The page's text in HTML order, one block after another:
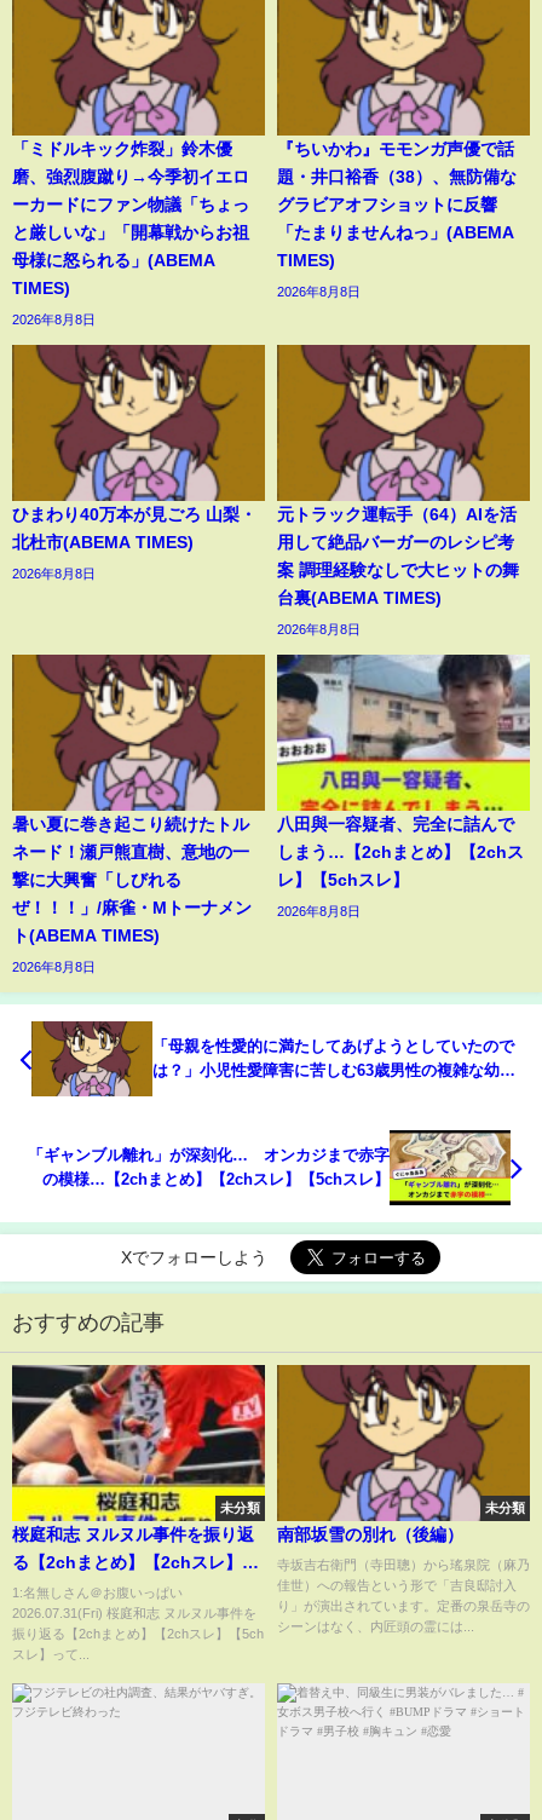
「ミドルキック炸裂」鈴木優
磨、強烈腹蹴り→今季初イエロ
ーカードにファン物議「ちょっ
と厳しいな」「開幕戦からお祖
母様に怒られる」(ABEMA
TIMES)
2026年8月8日
『ちいかわ』モモンガ声優で話
題・井口裕香（38）、無防備な
グラビアオフショットに反響
「たまりませんねっ」(ABEMA
TIMES)
2026年8月8日
ひまわり40万本が見ごろ 山梨・
北杜市(ABEMA TIMES)
2026年8月8日
元トラック運転手（64）AIを活
用して絶品バーガーのレシピ考
案 調理経験なしで大ヒットの舞
台裏(ABEMA TIMES)
2026年8月8日
暑い夏に巻き起こり続けたトル
ネード！瀬戸熊直樹、意地の一
撃に大興奮「しびれる
ぜ！！！」/麻雀・Mトーナメン
ト(ABEMA TIMES)
2026年8月8日
八田與一容疑者、完全に詰んで
しまう…【2chまとめ】【2chス
レ】【5chスレ】
2026年8月8日
「母親を性愛的に満たしてあげようとしていたので
は？」小児性愛障害に苦しむ63歳男性の複雑な幼少
「ギャンブル離れ」が深刻化… オンカジまで赤字
の模様…【2chまとめ】【2chスレ】【5chスレ】
Xでフォローしよう
おすすめの記事
未分類
桜庭和志 ヌルヌル事件を振り返
る【2chまとめ】【2chスレ】
【5chスレ】
1:名無しさん＠お腹いっぱい
2026.07.31(Fri) 桜庭和志 ヌルヌル事件を
振り返る【2chまとめ】【2chスレ】【5ch
スレ】って...
未分類
南部坂雪の別れ（後編）
寺坂吉右衛門（寺田聰）から瑤泉院（麻乃
佳世）への報告という形で「吉良邸討入
り」が演出されています。定番の泉岳寺の
シーンはなく、内匠頭の霊には...